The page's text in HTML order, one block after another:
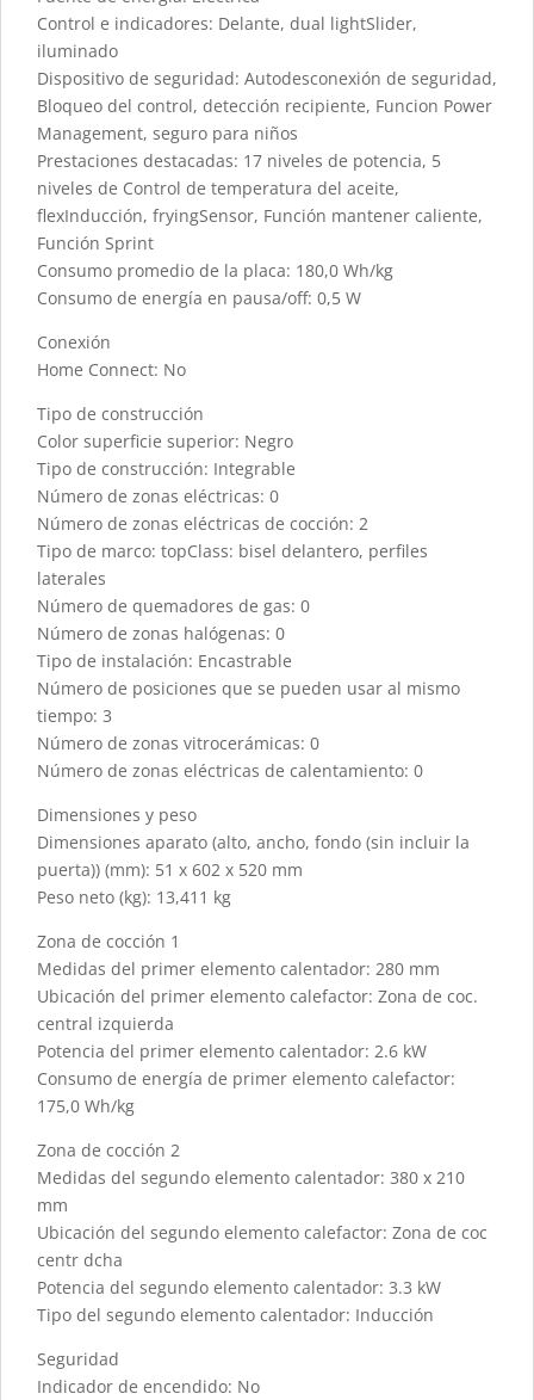
Control e indicadores: Delante, dual lightSlider,
iluminado
Dispositivo de seguridad: Autodesconexión de seguridad,
Bloqueo del control, detección recipiente, Funcion Power
Management, seguro para niños
Prestaciones destacadas: 17 niveles de potencia, 5
niveles de Control de temperatura del aceite,
flexInducción, fryingSensor, Función mantener caliente,
Función Sprint
Consumo promedio de la placa: 180,0 Wh/kg
Consumo de energía en pausa/off: 0,5 W
Conexión
Home Connect: No
Tipo de construcción
Color superficie superior: Negro
Tipo de construcción: Integrable
Número de zonas eléctricas: 0
Número de zonas eléctricas de cocción: 2
Tipo de marco: topClass: bisel delantero, perfiles
laterales
Número de quemadores de gas: 0
Número de zonas halógenas: 0
Tipo de instalación: Encastrable
Número de posiciones que se pueden usar al mismo
tiempo: 3
Número de zonas vitrocerámicas: 0
Número de zonas eléctricas de calentamiento: 0
Dimensiones y peso
Dimensiones aparato (alto, ancho, fondo (sin incluir la
puerta)) (mm): 51 x 602 x 520 mm
Peso neto (kg): 13,411 kg
Zona de cocción 1
Medidas del primer elemento calentador: 280 mm
Ubicación del primer elemento calefactor: Zona de coc.
central izquierda
Potencia del primer elemento calentador: 2.6 kW
Consumo de energía de primer elemento calefactor:
175,0 Wh/kg
Zona de cocción 2
Medidas del segundo elemento calentador: 380 x 210
mm
Ubicación del segundo elemento calefactor: Zona de coc
centr dcha
Potencia del segundo elemento calentador: 3.3 kW
Tipo del segundo elemento calentador: Inducción
Seguridad
Indicador de encendido: No